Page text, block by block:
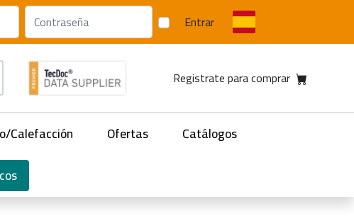
Entrar
Registrate para comprar
Calefacción Ofertas
Catálogos